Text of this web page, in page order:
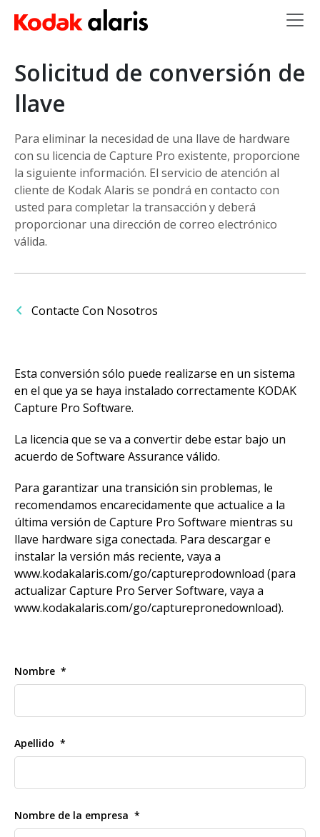
Skip to main content
Solicitud de conversión de
llave
Para eliminar la necesidad de una llave de hardware
con su licencia de Capture Pro existente, proporcione
la siguiente información. El servicio de atención al
cliente de Kodak Alaris se pondrá en contacto con
usted para completar la transacción y deberá
proporcionar una dirección de correo electrónico
válida.
Contacte Con Nosotros
Esta conversión sólo puede realizarse en un sistema
en el que ya se haya instalado correctamente KODAK
Capture Pro Software.
La licencia que se va a convertir debe estar bajo un
acuerdo de Software Assurance válido.
Para garantizar una transición sin problemas, le
recomendamos encarecidamente que actualice a la
última versión de Capture Pro Software mientras su
llave hardware siga conectada. Para descargar e
instalar la versión más reciente, vaya a
www.kodakalaris.com/go/captureprodownload (para
actualizar Capture Pro Server Software, vaya a
www.kodakalaris.com/go/capturepronedownload).
Nombre
Apellido
Nombre de la empresa